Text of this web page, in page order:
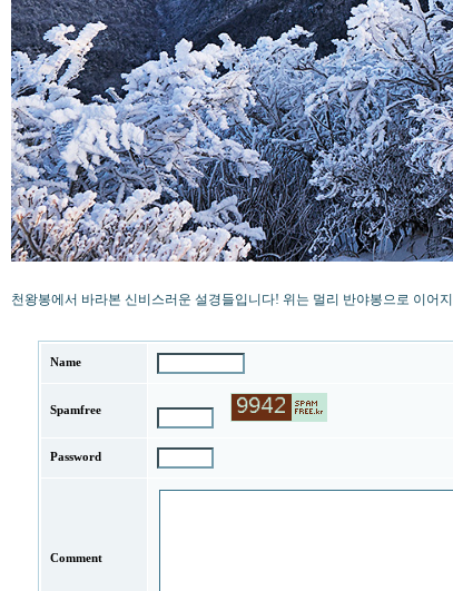
천왕봉에서 바라본 신비스러운 설경들입니다! 위는 멀리 반야봉으로 이어
Name
Spamfree
Password
Comment